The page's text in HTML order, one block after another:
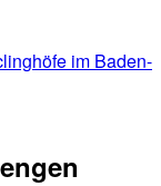
im Baden-